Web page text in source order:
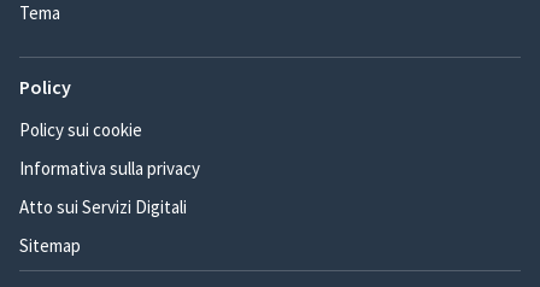
Tema
Policy
Policy sui cookie
Informativa sulla privacy
Atto sui Servizi Digitali
Sitemap